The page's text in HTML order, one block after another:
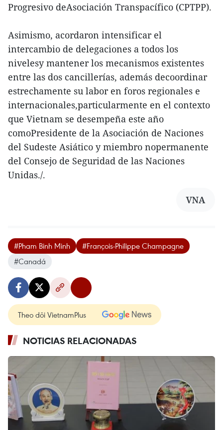
Progresivo deAsociación Transpacífico (CPTPP).
Asimismo, acordaron intensificar el
intercambio de delegaciones a todos los
nivelesy mantener los mecanismos existentes
entre las dos cancillerías, además decoordinar
estrechamente su labor en foros regionales e
internacionales,particularmente en el contexto
que Vietnam se desempeña este año
comoPresidente de la Asociación de Naciones
del Sudeste Asiático y miembro nopermanente
del Consejo de Seguridad de las Naciones
Unidas./.
VNA
#Pham Binh Minh
#François-Philippe Champagne
#Canadá
Theo dõi VietnamPlus
NOTICIAS RELACIONADAS